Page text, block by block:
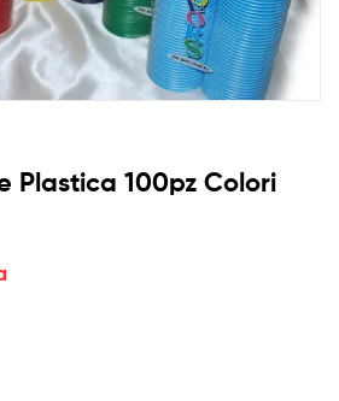
Plastica 100pz Colori